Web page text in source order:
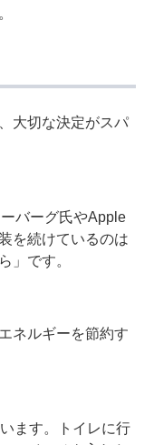
大切な決定がスパ
バーグ氏やApple
を続けているのは
」です。
ネルギーを節約す
ます。トイレに行